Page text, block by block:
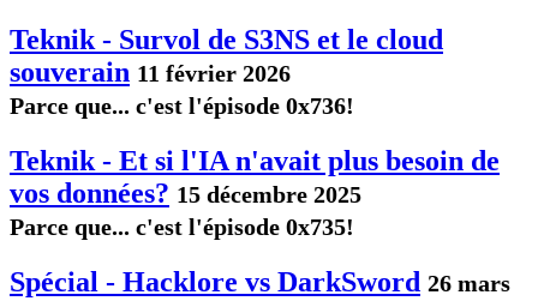
Teknik - Survol de S3NS et le cloud
souverain 11 février 2026
Parce que... c'est l'épisode 0x736!
Teknik - Et si l'IA n'avait plus besoin de
vos données? 15 décembre 2025
Parce que... c'est l'épisode 0x735!
Spécial - Hacklore vs DarkSword 26 mars